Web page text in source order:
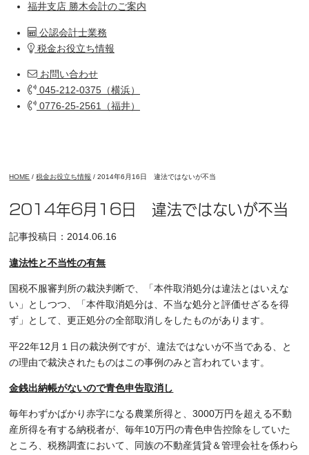
福井支店 勝木会計のご案内
公認会計士業務
税金お役立ち情報
お問い合わせ
045-212-0375（横浜）
0776-25-2561（福井）
HOME /税金お役立ち情報 /2014年6月16日 違法ではないが不当
2014年6月16日 違法ではないが不当
記事投稿日：2014.06.16
違法性と不当性の有無
国税不服審判所の裁決判断で、「本件取消処分は違法とはいえな
い」としつつ、「本件取消処分は、不当な処分と評価せざるを得
ず」として、更正処分の全部取消しをしたものがあります。
平22年12月１日の裁決例ですが、違法ではないが不当である、と
の理由で裁決されたものはこの事例のみと言われています。
金銭出納帳がないので青色申告取消し
毎年わずかばかり赤字になる農業所得と、3000万円を超える不動
産所得を有する納税者が、毎年10万円の青色申告控除をしていた
ところ、税務調査において、同族の不動産賃貸＆管理会社を係わら